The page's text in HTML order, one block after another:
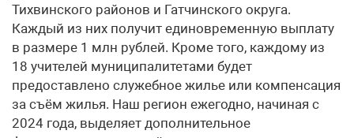
Тихвинского районов и Гатчинского округа.
Каждый из них получит единовременную выплату
в размере 1 млн рублей. Кроме того, каждому из
18 учителей муниципалитетами будет
предоставлено служебное жилье или компенсация
за съём жилья. Наш регион ежегодно, начиная с
2024 года, выделяет дополнительное